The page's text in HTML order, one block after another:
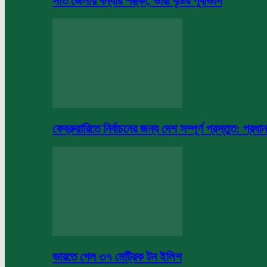
ফেব্রুয়ারিতে নির্বাচনের জন্য দেশ সম্পূর্ণ প্রস্তুত: প্রধান
ভারতে গেল ৩৭ মেট্রিক টন ইলিশ